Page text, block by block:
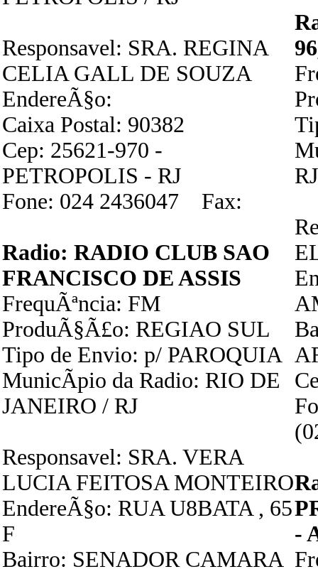
Responsavel: SRA. REGINA
CELIA GALL DE SOUZA
EndereÃ§o:
Caixa Postal: 90382
Cep: 25621-970 -
PETROPOLIS - RJ
Fone: 024 2436047 Fax:
Radio: RADIO CLUB SAO
FRANCISCO DE ASSIS
FrequÃªncia: FM
ProduÃ§Ã£o: REGIAO SUL
Tipo de Envio: p/ PAROQUIA
MunicÃ­pio da Radio: RIO DE
JANEIRO / RJ
Responsavel: SRA. VERA
LUCIA FEITOSA MONTEIRO
EndereÃ§o: RUA U8BATA , 65
F
Bairro: SENADOR CAMARA
RJ
-